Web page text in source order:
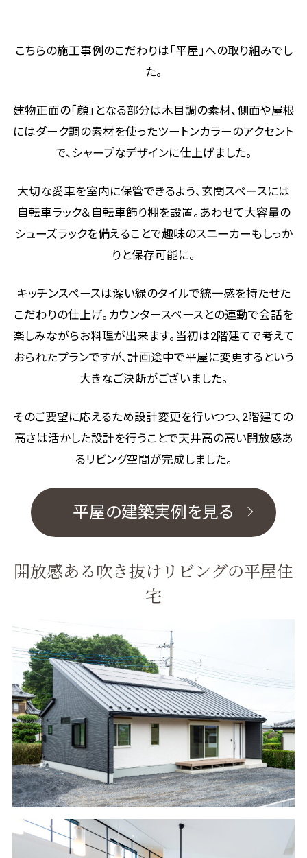
こちらの施工事例のこだわりは「平屋」への取り組みでし
た。
建物正面の「顔」となる部分は木目調の素材、側面や屋根
にはダーク調の素材を使ったツートンカラーのアクセント
で、シャープなデザインに仕上げました。
大切な愛車を室内に保管できるよう、玄関スペースには
自転車ラック＆自転車飾り棚を設置。あわせて大容量の
シューズラックを備えることで趣味のスニーカーもしっか
りと保存可能に。
キッチンスペースは深い緑のタイルで統一感を持たせた
こだわりの仕上げ。カウンタースペースとの連動で会話を
楽しみながらお料理が出来ます。 当初は2階建てで考えて
おられたプランですが、計画途中で平屋に変更するという
大きなご決断がございました。
そのご要望に応えるため設計変更を行いつつ、2階建ての
高さは活かした設計を行うことで天井高の高い開放感あ
るリビング空間が完成しました。
平屋の建築実例を見る
開放感ある吹き抜けリビングの平屋住
宅